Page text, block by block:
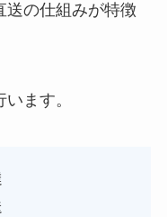
送の仕組みが特徴
ます。